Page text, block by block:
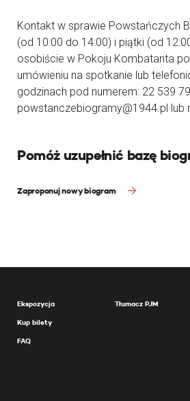
Kontakt w sprawie Powstańczych
(od 10:00 do 14:00) i piątki (od
osobiście w Pokoju Kombatanta
umówieniu na spotkanie lub
godzinach pod numerem: 22 539
powstanczebiogramy@1944.pl lub
Pomóż uzupełnić bazę
Zaproponuj nowy biogram
Ekspozycja
Kup bilety
FAQ
Tłumacz PJM